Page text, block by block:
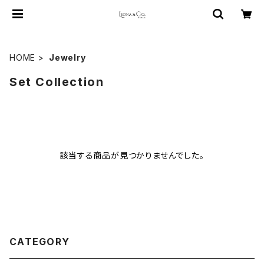
HOME Jewelry
Set Collection
該当する商品が見つかりませんでした。
CATEGORY